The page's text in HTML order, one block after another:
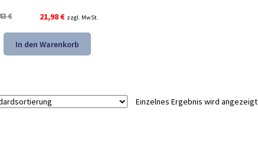
€
Ursprünglicher
war:
33,43 €
21,98€Aktueller
ist:
21,98 €.
zzgl. MwSt.
In den Warenkorb
Einzelnes Ergebnis wird angezeigt